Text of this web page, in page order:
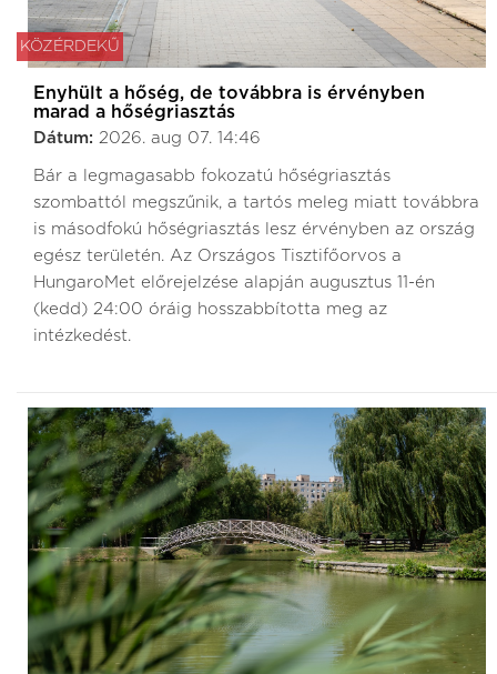
KÖZÉRDEKŰ
Enyhült a hőség, de továbbra is érvényben
marad a hőségriasztás
Dátum: 2026. aug 07. 14:46
Bár a legmagasabb fokozatú hőségriasztás
szombattól megszűnik, a tartós meleg miatt továbbra
is másodfokú hőségriasztás lesz érvényben az ország
egész területén. Az Országos Tisztifőorvos a
HungaroMet előrejelzése alapján augusztus 11-én
(kedd) 24:00 óráig hosszabbította meg az
intézkedést.